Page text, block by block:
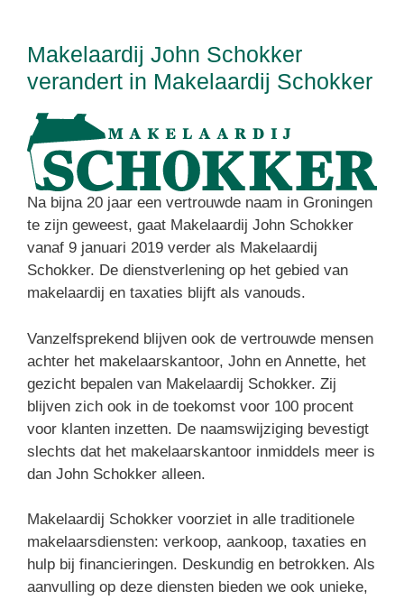
Makelaardij John Schokker
verandert in Makelaardij Schokker
Na bijna 20 jaar een vertrouwde naam in Groningen
te zijn geweest, gaat Makelaardij John Schokker
vanaf 9 januari 2019 verder als Makelaardij
Schokker. De dienstverlening op het gebied van
makelaardij en taxaties blijft als vanouds.
Vanzelfsprekend blijven ook de vertrouwde mensen
achter het makelaarskantoor, John en Annette, het
gezicht bepalen van Makelaardij Schokker. Zij
blijven zich ook in de toekomst voor 100 procent
voor klanten inzetten. De naamswijziging bevestigt
slechts dat het makelaarskantoor inmiddels meer is
dan John Schokker alleen.
Makelaardij Schokker voorziet in alle traditionele
makelaarsdiensten: verkoop, aankoop, taxaties en
hulp bij financieringen. Deskundig en betrokken. Als
aanvulling op deze diensten bieden we ook unieke,